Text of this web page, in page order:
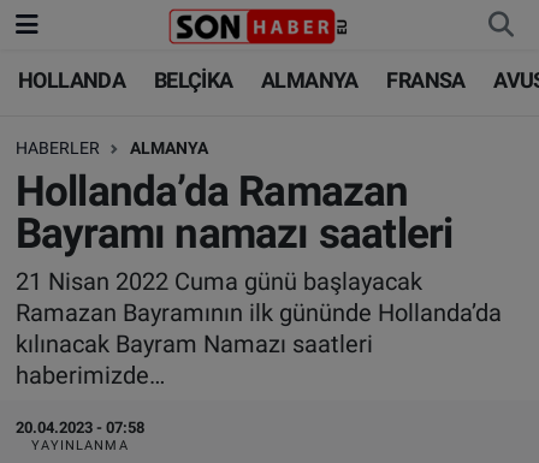
HOLLANDA BELÇİKA ALMANYA FRANSA
HABERLER ALMANYA
Hollanda’da Ramazan
Bayramı namazı saatleri
21 Nisan 2022 Cuma günü başlayacak
Ramazan Bayramının ilk gününde Hollanda’da
kılınacak Bayram Namazı saatleri
haberimizde…
20.04.2023 - 07:58
YAYINLANMA
HOLLANDA
BELÇİKA
ALMANYA
FRANSA
AVUSTURYA
HOLLANDA
BELÇİKA
ALMANYA
TÜRKİYE
DÜNYA
Nöbetçi Eczaneler
Hava Durumu
Trafik Durumu
Süper Lig Puan Durumu ve Fikstür
Tüm Manşetler